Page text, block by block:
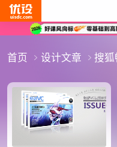
首页 设计文章 搜